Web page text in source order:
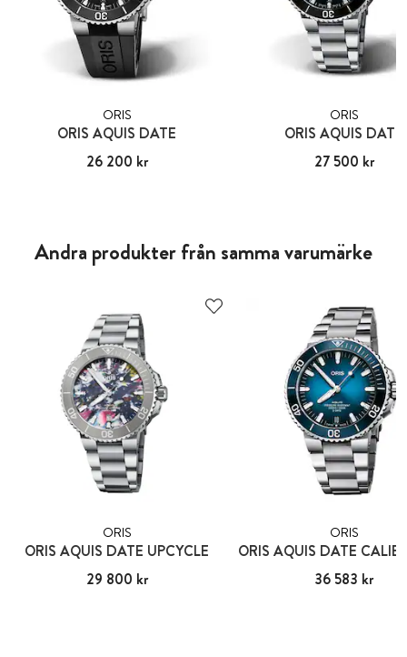
ORIS
ORIS AQUIS DATE
Pris:26 200 kr
26 200 kr
ORIS
ORIS AQUIS DATE
Pris:27 500 kr
27 500 kr
Andra produkter från samma varumärke
ORIS
ORIS AQUIS DATE UPCYCLE
Pris:29 800 kr
29 800 kr
ORIS
ORIS AQUIS DATE
Pris:36 583 kr
36 583 kr